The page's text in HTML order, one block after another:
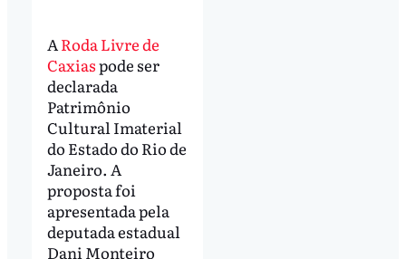
A Roda Livre de
Caxiaspode ser
declarada
Patrimônio
Cultural Imaterial
do Estado do Rio de
Janeiro. A
proposta foi
apresentada pela
deputada estadual
Dani Monteiro